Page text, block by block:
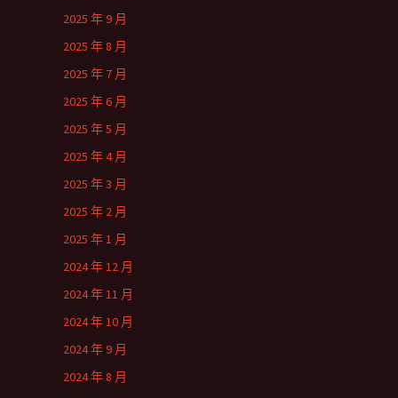
2025 年 9 月
2025 年 8 月
2025 年 7 月
2025 年 6 月
2025 年 5 月
2025 年 4 月
2025 年 3 月
2025 年 2 月
2025 年 1 月
2024 年 12 月
2024 年 11 月
2024 年 10 月
2024 年 9 月
2024 年 8 月